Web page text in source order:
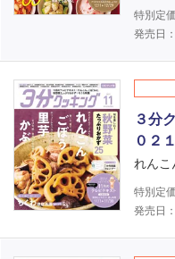
特別定価
発売日
３分
０２
れん
特別定価
発売日